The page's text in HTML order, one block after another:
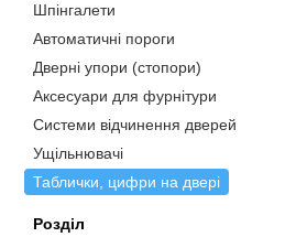
Шпінгалети
Автоматичні пороги
Дверні упори (стопори)
Аксесуари для фурнітури
Системи відчинення дверей
Ущільнювачі
Таблички, цифри на двері
Розділ